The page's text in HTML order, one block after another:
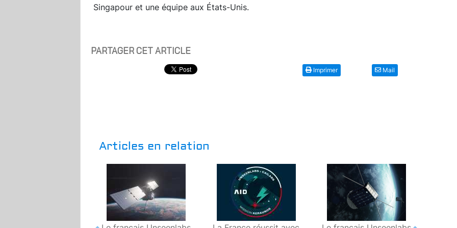
Singapour et une équipe aux États-Unis.
PARTAGER CET ARTICLE
Imprimer Mail
Articles en relation